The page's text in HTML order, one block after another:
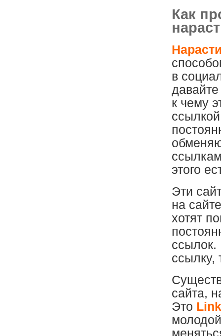
Как
в
к чему
этого
Эти
на
хотят
ссылок.
ссылку,
сайта,
Это